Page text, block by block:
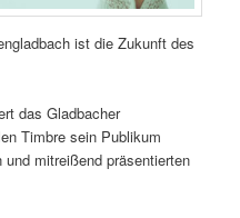
ist die Zukunft des
das Gladbacher
Timbre sein Publikum
mitreißend präsentierten